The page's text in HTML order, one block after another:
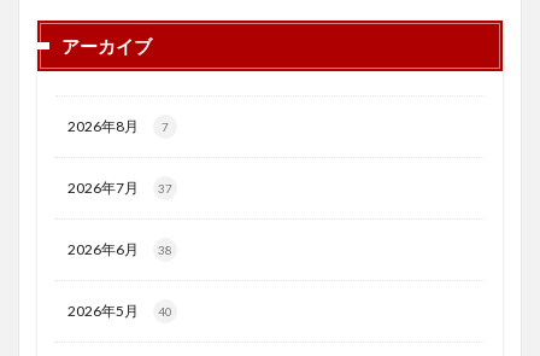
アーカイブ
2026年8月 7
2026年7月 37
2026年6月 38
2026年5月 40